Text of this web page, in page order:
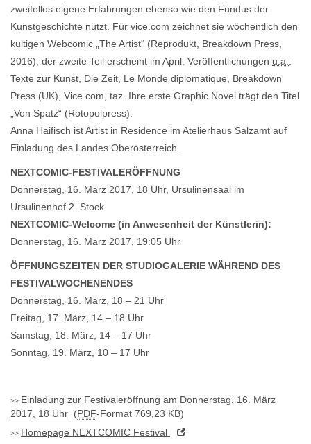
zweifellos eigene Erfahrungen ebenso wie den Fundus der
Kunstgeschichte nützt. Für vice.com zeichnet sie wöchentlich den
kultigen Webcomic „The Artist“ (Reprodukt, Breakdown Press,
2016), der zweite Teil erscheint im April. Veröffentlichungen u.a. :
Texte zur Kunst, Die Zeit, Le Monde diplomatique, Breakdown
Press (UK), Vice.com, taz. Ihre erste Graphic Novel trägt den Titel
„Von Spatz“ (Rotopolpress).
Anna Haifisch ist Artist in Residence im Atelierhaus Salzamt auf
Einladung des Landes Oberösterreich.
NEXTCOMIC-FESTIVALERÖFFNUNG
Donnerstag, 16. März 2017, 18 Uhr, Ursulinensaal im
Ursulinenhof 2. Stock
NEXTCOMIC-Welcome (in Anwesenheit der Künstlerin):
Donnerstag, 16. März 2017, 19:05 Uhr
ÖFFNUNGSZEITEN DER STUDIOGALERIE WÄHREND DES
FESTIVALWOCHENENDES
Donnerstag, 16. März, 18 – 21 Uhr
Freitag, 17. März, 14 – 18 Uhr
Samstag, 18. März, 14 – 17 Uhr
Sonntag, 19. März, 10 – 17 Uhr
Einladung zur Festivaleröffnung am Donnerstag, 16. März
2017, 18 Uhr (PDF-Format 769,23 KB)
Homepage NEXTCOMIC Festival